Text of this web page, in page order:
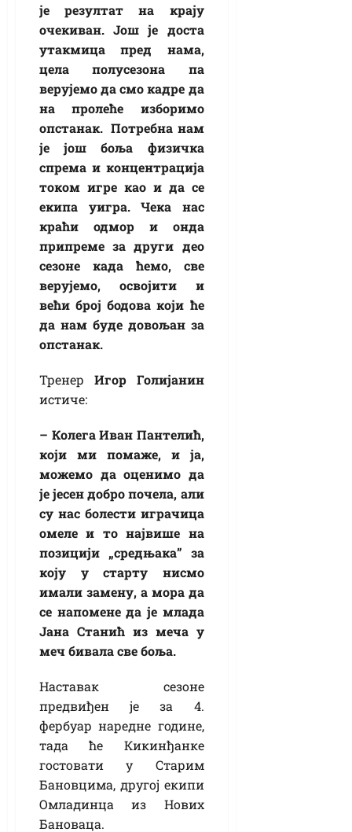
је резултат на крају
очекиван. Још је доста
утакмица пред нама,
цела полусезона па
верујемо да смо кадре да
на пролеће изборимо
опстанак. Потребна нам
је још боља физичка
спрема и концентрација
током игре као и да се
екипа уигра. Чека нас
краћи одмор и онда
припреме за други део
сезоне када ћемо, све
верујемо, освојити и
већи број бодова који ће
да нам буде довољан за
опстанак.
Тренер Игор Голијанин
истиче:
– Колега Иван Пантелић,
који ми помаже, и ја,
можемо да оценимо да
је јесен добро почела, али
су нас болести играчица
омеле и то највише на
позицији „средњака” за
коју у старту нисмо
имали замену, а мора да
се напомене да је млада
Јана Станић из меча у
меч бивала све боља.
Наставак сезоне
предвиђен је за 4.
фербуар наредне године,
тада ће Кикинђанке
гостовати у Старим
Бановцима, другој екипи
Омладинца из Нових
Бановаца.